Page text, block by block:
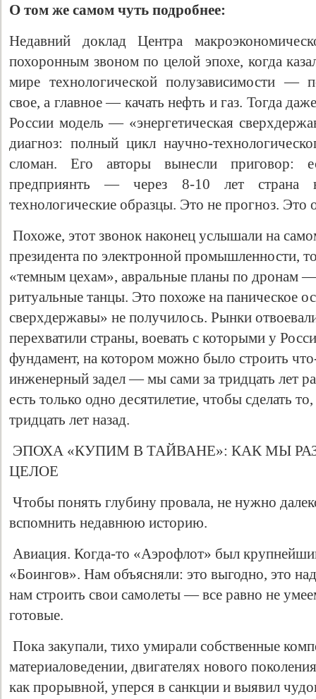
О том же самом чуть подробнее:
Недавний доклад Центра
похоронным звоном по целой эпохе, когда
мире технологической полузависимости —
свое, а главное — качать нефть и газ. Тогда
России модель — «энергетическая
диагноз: полный цикл научно-
сломан. Его авторы вынесли приговор:
предприянть — через 8-10 лет страна
технологические образцы. Это не прогноз. Это
Похоже, этот звонок наконец услышали на
президента по электронной промышленности,
«темным цехам», авральные планы по дронам
ритуальные танцы. Это похоже на паническое
сверхдержавы» не получилось. Рынки
перехватили страны, воевать с которыми у
фундамент, на котором можно было строить
инженерный задел — мы сами за тридцать лет
есть только одно десятилетие, чтобы сделать
тридцать лет назад.
ЭПОХА «КУПИМ В ТАЙВАНЕ»: КАК МЫ
ЦЕЛОЕ
Чтобы понять глубину провала, не нужно
вспомнить недавнюю историю.
Авиация. Когда-то «Аэрофлот» был
«Боингов». Нам объясняли: это выгодно, это
нам строить свои самолеты — все равно не
готовые.
Пока закупали, тихо умирали собственные
материаловедении, двигателях нового
как прорывной, уперся в санкции и выявил